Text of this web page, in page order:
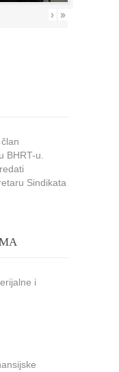
› »
BHRT-u.
Sindikata
i